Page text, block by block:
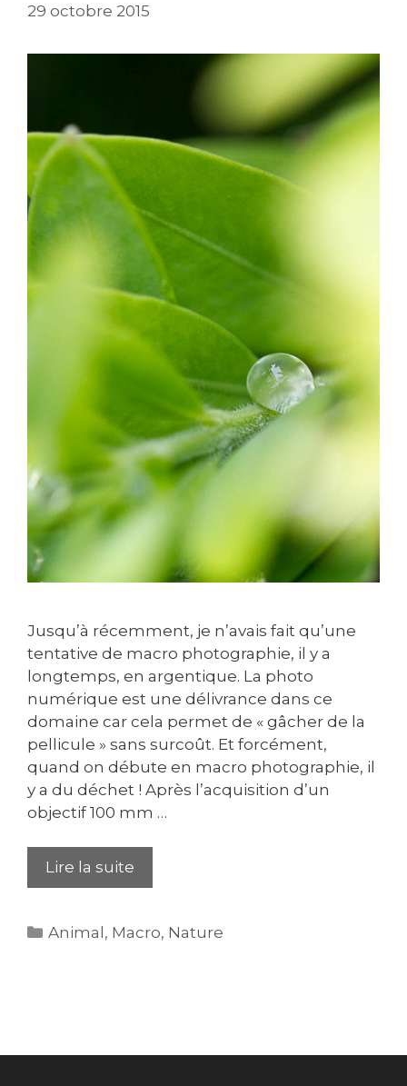
29 octobre 2015
Jusqu’à récemment, je n’avais fait qu’une
tentative de macro photographie, il y a
longtemps, en argentique. La photo
numérique est une délivrance dans ce
domaine car cela permet de « gâcher de la
pellicule » sans surcoût. Et forcément,
quand on débute en macro photographie, il
y a du déchet ! Après l’acquisition d’un
objectif 100 mm …
Lire la suite
Catégories
Animal , Macro, Nature